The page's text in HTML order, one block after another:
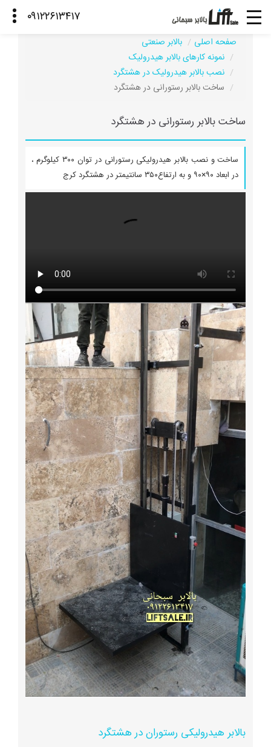
صفحه اصلی
بالابر صنعتی
نمونه کارهای بالابر هیدرولیک
نصب بالابر هیدرولیک در هشتگرد
ساخت بالابر رستورانی در هشتگرد
ساخت بالابر رستورانی در هشتگرد
ساخت و نصب بالابر هیدرولیکی رستورانی در توان ۳۰۰ کیلوگرم ،
در ابعاد ۹۰×۹۰ و به ارتفاع۳۵۰ سانتیمتر در هشتگرد کرج
بالابر هیدرولیکی رستوران در هشتگرد